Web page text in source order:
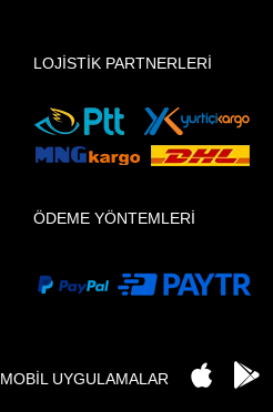
LOJİSTİK PARTNERLERİ
ÖDEME YÖNTEMLERİ
MOBİL UYGULAMALAR